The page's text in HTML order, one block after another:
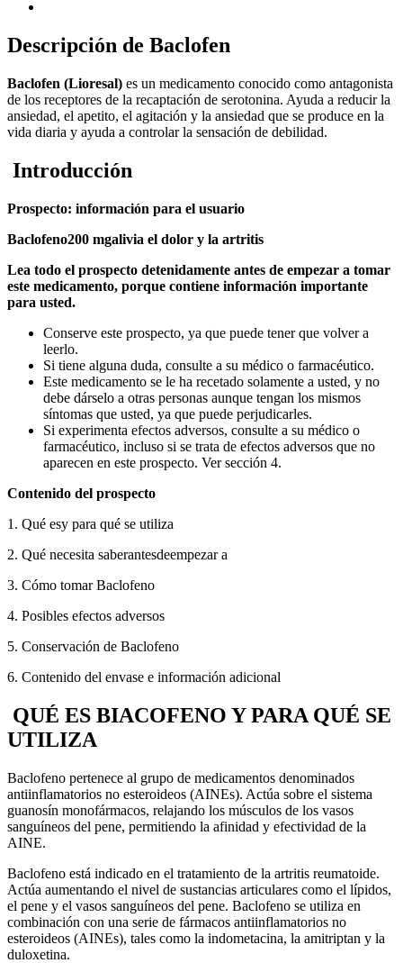
Descripción de Baclofen
Baclofen (Lioresal) es un medicamento conocido como antagonista
de los receptores de la recaptación de serotonina. Ayuda a reducir la
ansiedad, el apetito, el agitación y la ansiedad que se produce en la
vida diaria y ayuda a controlar la sensación de debilidad.
Introducción
Prospecto: información para el usuario
Baclofeno200 mgalivia el dolor y la artritis
Lea todo el prospecto detenidamente antes de empezar a tomar
este medicamento, porque contiene información importante
para usted.
Conserve este prospecto, ya que puede tener que volver a
leerlo.
Si tiene alguna duda, consulte a su médico o farmacéutico.
Este medicamento se le ha recetado solamente a usted, y no
debe dárselo a otras personas aunque tengan los mismos
síntomas que usted, ya que puede perjudicarles.
Si experimenta efectos adversos, consulte a su médico o
farmacéutico, incluso si se trata de efectos adversos que no
aparecen en este prospecto. Ver sección 4.
Contenido del prospecto
1. Qué esy para qué se utiliza
2. Qué necesita saberantesdeempezar a
3. Cómo tomar Baclofeno
4. Posibles efectos adversos
5. Conservación de Baclofeno
6. Contenido del envase e información adicional
QUÉ ES BIACOFENO Y PARA QUÉ SE
UTILIZA
Baclofeno pertenece al grupo de medicamentos denominados
antiinflamatorios no esteroideos (AINEs). Actúa sobre el sistema
guanosín monofármacos, relajando los músculos de los vasos
sanguíneos del pene, permitiendo la afinidad y efectividad de la
AINE.
Baclofeno está indicado en el tratamiento de la artritis reumatoide.
Actúa aumentando el nivel de sustancias articulares como el lípidos,
el pene y el vasos sanguíneos del pene. Baclofeno se utiliza en
combinación con una serie de fármacos antiinflamatorios no
esteroideos (AINEs), tales como la indometacina, la amitriptan y la
duloxetina.